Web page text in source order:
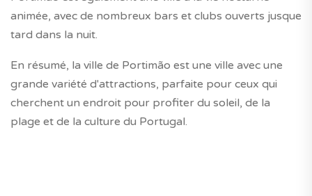
animée, avec de nombreux bars et clubs ouverts jusque
tard dans la nuit.
En résumé, la ville de Portimão est une ville avec une
grande variété d'attractions, parfaite pour ceux qui
cherchent un endroit pour profiter du soleil, de la
plage et de la culture du Portugal.